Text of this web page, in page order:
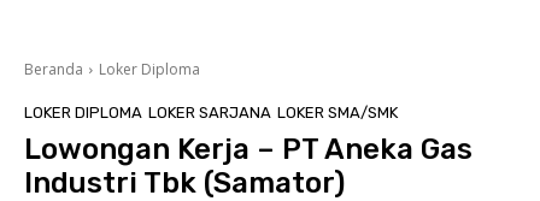
Beranda Loker Diploma
LOKER DIPLOMA LOKER SARJANA LOKER SMA/SMK
Lowongan Kerja – PT Aneka Gas
Industri Tbk (Samator)